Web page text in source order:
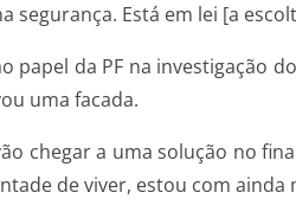
segurança. Está em lei [a
papel da PF na investigação
uma facada.
chegar a uma solução no
de viver, estou com ainda